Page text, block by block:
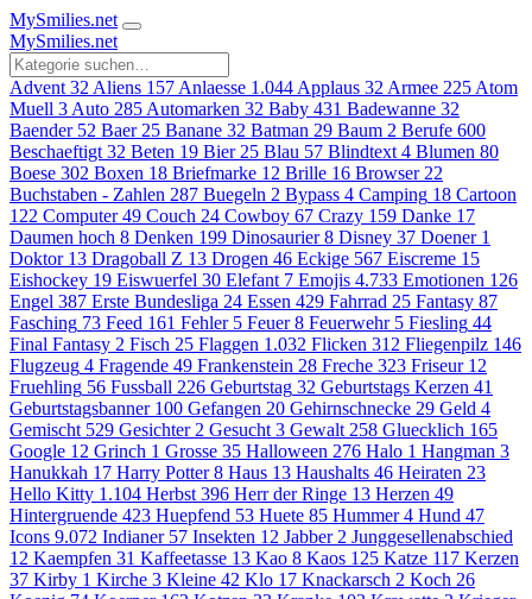
MySmilies.net
MySmilies.net
Advent 32 Aliens 157 Anlaesse 1.044 Applaus 32 Armee 225 Atom
Muell 3 Auto 285 Automarken 32 Baby 431 Badewanne 32
Baender 52 Baer 25 Banane 32 Batman 29 Baum 2 Berufe 600
Beschaeftigt 32 Beten 19 Bier 25 Blau 57 Blindtext 4 Blumen 80
Boese 302 Boxen 18 Briefmarke 12 Brille 16 Browser 22
Buchstaben - Zahlen 287 Buegeln 2 Bypass 4 Camping 18 Cartoon
122 Computer 49 Couch 24 Cowboy 67 Crazy 159 Danke 17
Daumen hoch 8 Denken 199 Dinosaurier 8 Disney 37 Doener 1
Doktor 13 Dragoball Z 13 Drogen 46 Eckige 567 Eiscreme 15
Eishockey 19 Eiswuerfel 30 Elefant 7 Emojis 4.733 Emotionen 126
Engel 387 Erste Bundesliga 24 Essen 429 Fahrrad 25 Fantasy 87
Fasching 73 Feed 161 Fehler 5 Feuer 8 Feuerwehr 5 Fiesling 44
Final Fantasy 2 Fisch 25 Flaggen 1.032 Flicken 312 Fliegenpilz 146
Flugzeug 4 Fragende 49 Frankenstein 28 Freche 323 Friseur 12
Fruehling 56 Fussball 226 Geburtstag 32 Geburtstags Kerzen 41
Geburtstagsbanner 100 Gefangen 20 Gehirnschnecke 29 Geld 4
Gemischt 529 Gesichter 2 Gesucht 3 Gewalt 258 Gluecklich 165
Google 12 Grinch 1 Grosse 35 Halloween 276 Halo 1 Hangman 3
Hanukkah 17 Harry Potter 8 Haus 13 Haushalts 46 Heiraten 23
Hello Kitty 1.104 Herbst 396 Herr der Ringe 13 Herzen 49
Hintergruende 423 Huepfend 53 Huete 85 Hummer 4 Hund 47
Icons 9.072 Indianer 57 Insekten 12 Jabber 2 Junggesellenabschied
12 Kaempfen 31 Kaffeetasse 13 Kao 8 Kaos 125 Katze 117 Kerzen
37 Kirby 1 Kirche 3 Kleine 42 Klo 17 Knackarsch 2 Koch 26